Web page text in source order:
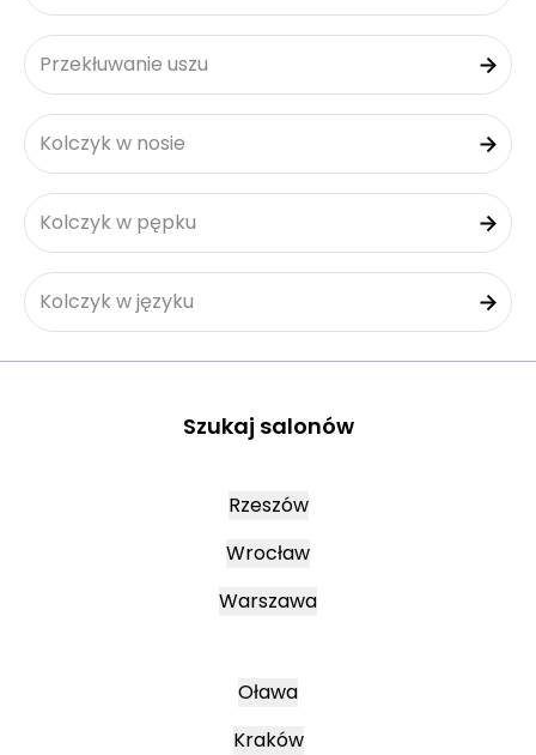
Przekłuwanie uszu
Kolczyk w nosie
Kolczyk w pępku
Kolczyk w języku
Szukaj salonów
Rzeszów
Wrocław
Warszawa
Oława
Kraków